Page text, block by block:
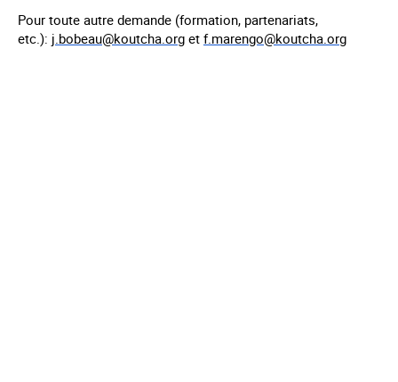
Pour toute autre demande (formation, partenariats,
etc.): j.bobeau@koutcha.org et f.marengo@koutcha.org